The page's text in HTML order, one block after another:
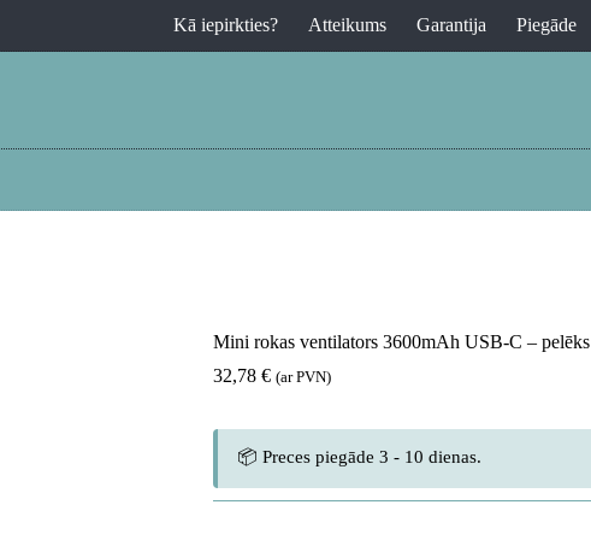
Kā iepirkties? Atteikums Garantija Piegāde
Mini rokas ventilators 3600mAh USB-C – pelēks
32,78 € (ar PVN)
📦 Preces piegāde 3 - 10 dienas.